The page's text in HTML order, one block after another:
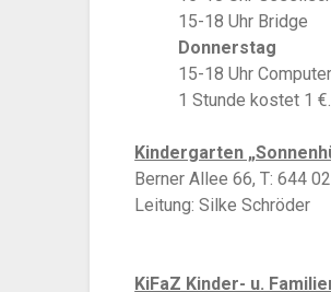
15-18 Uhr Bridge
Donnerstag
15-18 Uhr
1 Stunde kostet 1
Kindergarten
Berner Allee 66, T: 644
Leitung: Silke Schröder
KiFaZ Kinder- u.